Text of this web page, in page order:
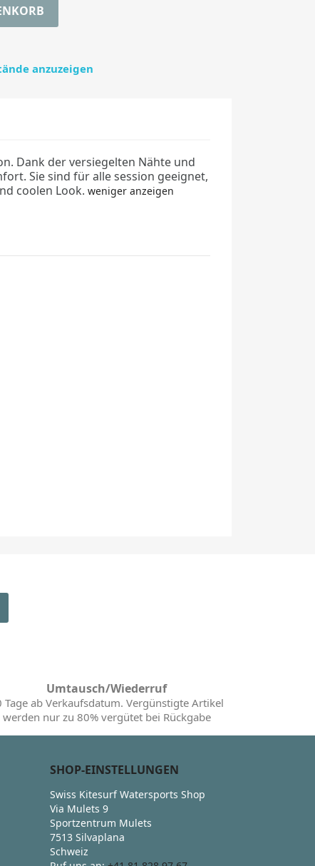
anzuzeigen
Dank der versiegelten Nähte und
Sie sind für alle session geeignet,
coolen Look. weniger anzeigen
Umtausch/Wiederruf
Tage ab Verkaufsdatum. Vergünstigte Artikel
werden nur zu 80% vergütet bei Rückgabe
SHOP-EINSTELLUNGEN
Swiss Kitesurf Watersports Shop
Via Mulets 9
Sportzentrum Mulets
7513 Silvaplana
Schweiz